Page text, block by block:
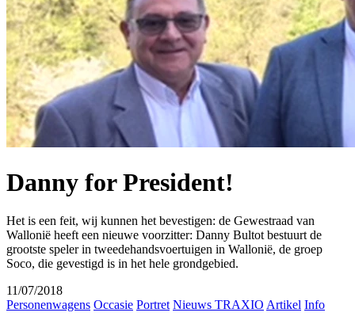
Danny for President!
Het is een feit, wij kunnen het bevestigen: de Gewestraad van
Wallonië heeft een nieuwe voorzitter: Danny Bultot bestuurt de
grootste speler in tweedehandsvoertuigen in Wallonië, de groep
Soco, die gevestigd is in het hele grondgebied.
11/07/2018
Personenwagens Occasie Portret Nieuws TRAXIO Artikel Info